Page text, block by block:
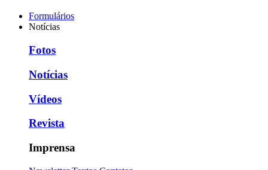
Formulários
Notícias
Fotos
Notícias
Vídeos
Revista
Imprensa